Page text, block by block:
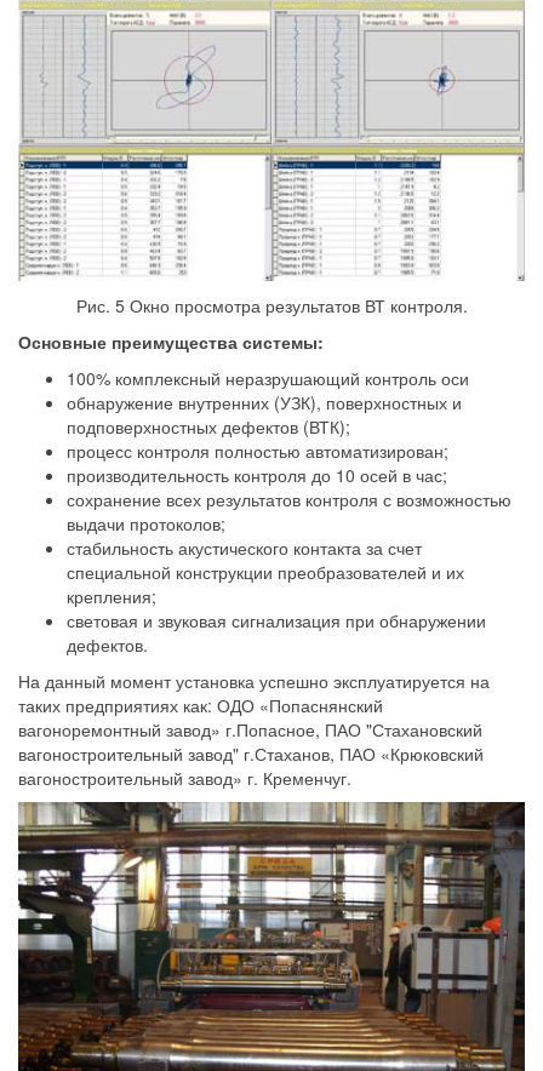
Рис. 5 Окно просмотра результатов ВТ контроля.
Основные преимущества системы:
100% комплексный неразрушающий контроль оси
обнаружение внутренних (УЗК), поверхностных и
подповерхностных дефектов (ВТК);
процесс контроля полностью автоматизирован;
производительность контроля до 10 осей в час;
сохранение всех результатов контроля с возможностью
выдачи протоколов;
стабильность акустического контакта за счет
специальной конструкции преобразователей и их
крепления;
световая и звуковая сигнализация при обнаружении
дефектов.
На данный момент установка успешно эксплуатируется на
таких предприятиях как: ОДО «Попаснянский
вагоноремонтный завод» г.Попасное, ПАО "Стахановский
вагоностроительный завод" г.Стаханов, ПАО «Крюковский
вагоностроительный завод» г. Кременчуг.